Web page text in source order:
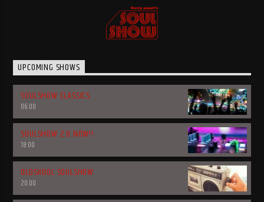
UPCOMING SHOWS
SOULSHOW CLASSICS
06:00
SOULSHOW 2.0 NOW!!
18:00
OLDSKOOL SOULSHOW
20:00